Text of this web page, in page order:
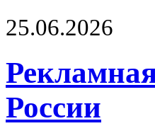
25.06.2026
России